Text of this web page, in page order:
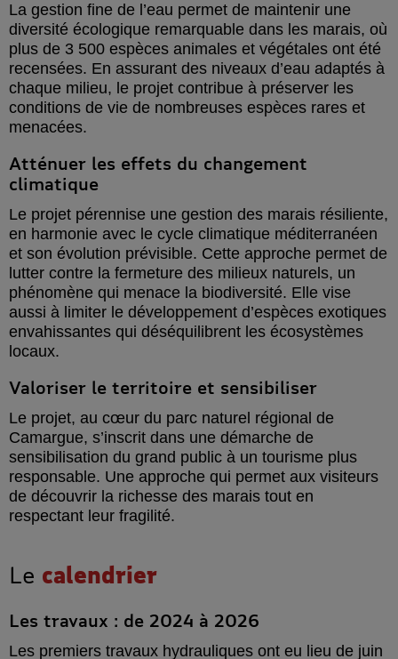
La gestion fine de l’eau permet de maintenir une
diversité écologique remarquable dans les marais, où
plus de 3 500 espèces animales et végétales ont été
recensées. En assurant des niveaux d’eau adaptés à
chaque milieu, le projet contribue à préserver les
conditions de vie de nombreuses espèces rares et
menacées.
Atténuer les effets du changement
climatique
Le projet pérennise une gestion des marais résiliente,
en harmonie avec le cycle climatique méditerranéen
et son évolution prévisible. Cette approche permet de
lutter contre la fermeture des milieux naturels, un
phénomène qui menace la biodiversité. Elle vise
aussi à limiter le développement d’espèces exotiques
envahissantes qui déséquilibrent les écosystèmes
locaux.
Valoriser le territoire et sensibiliser
Le projet, au cœur du parc naturel régional de
Camargue, s’inscrit dans une démarche de
sensibilisation du grand public à un tourisme plus
responsable. Une approche qui permet aux visiteurs
de découvrir la richesse des marais tout en
respectant leur fragilité.
Le calendrier
Les travaux : de 2024 à 2026
Les premiers travaux hydrauliques ont eu lieu de juin